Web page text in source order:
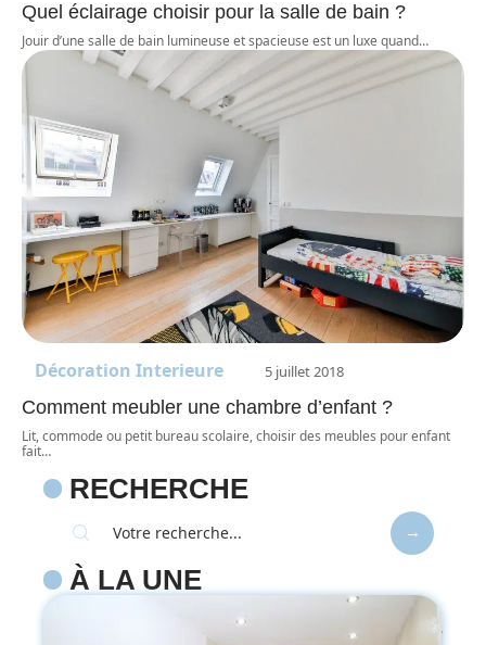
Quel éclairage choisir pour la salle de bain ?
Jouir d’une salle de bain lumineuse et spacieuse est un luxe quand…
Décoration Interieure 5 juillet 2018
Comment meubler une chambre d’enfant ?
Lit, commode ou petit bureau scolaire, choisir des meubles pour enfant
fait…
RECHERCHE
À LA UNE